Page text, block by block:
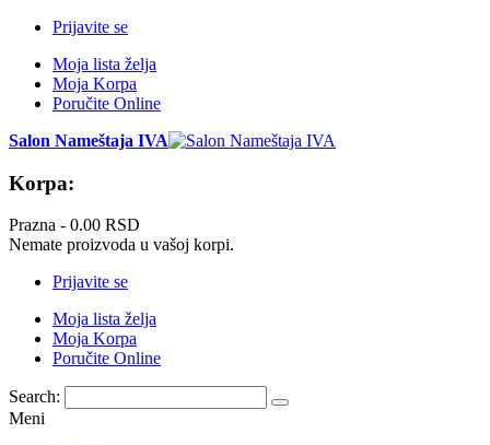
Prijavite se
Moja lista želja
Moja Korpa
Poručite Online
Salon Nameštaja IVA
Korpa:
Prazna - 0.00 RSD
Nemate proizvoda u vašoj korpi.
Prijavite se
Moja lista želja
Moja Korpa
Poručite Online
Search:
Meni